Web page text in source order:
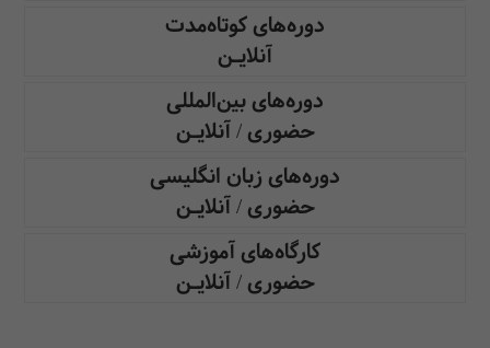
دوره‌های کوتاه‌مدت
آنلایـن
دوره‌های بین‌المللی
حضوری / آنلایـن
دوره‌های زبان انگلیسی
حضوری / آنلایـن
کارگاه‌های آموزشی
حضوری / آنلایـن